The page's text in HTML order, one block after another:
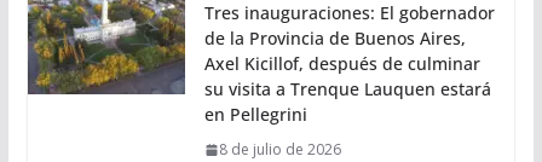
Tres inauguraciones: El gobernador
de la Provincia de Buenos Aires,
Axel Kicillof, después de culminar
su visita a Trenque Lauquen estará
en Pellegrini
8 de julio de 2026